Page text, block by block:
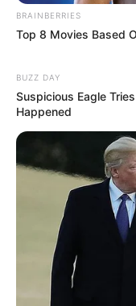
BRAINBERRIES
Top 8 Movies Based
BUZZ DAY
Suspicious Eagle
Happened